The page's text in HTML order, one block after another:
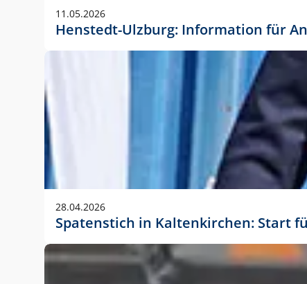
11.05.2026
Henstedt-Ulzburg: Information für
28.04.2026
Spatenstich in Kaltenkirchen: Start